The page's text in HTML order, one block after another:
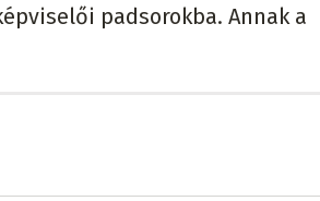
padsorokba. Annak a